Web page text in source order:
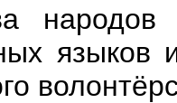
народов
языков